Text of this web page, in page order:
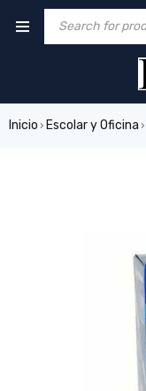
Inicio › Escolar y Oficina ›